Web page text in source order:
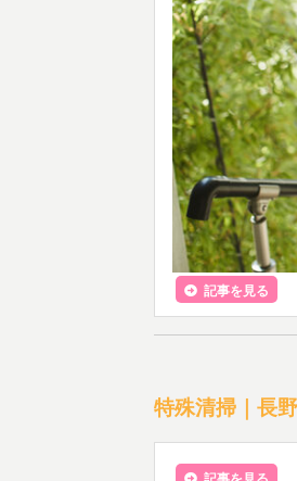
記事を見る
特殊清掃｜長